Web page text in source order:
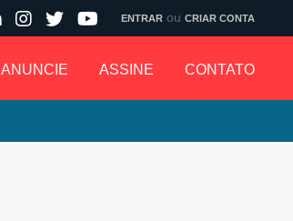
ANUNCIE ASSINE CONTATO
ENTRAR ou CRIAR CONTA